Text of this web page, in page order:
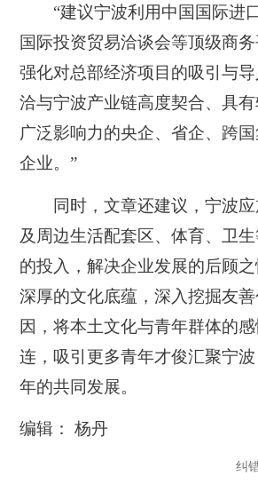
“建议宁波利用中国国际进
国际投资贸易洽谈会等顶级商务
强化对总部经济项目的吸引与
洽与宁波产业链高度契合、具
广泛影响力的央企、省企、跨
企业。”
同时，文章还建议，宁波应
及周边生活配套区、体育、卫
的投入，解决企业发展的后顾
深厚的文化底蕴，深入挖掘友
因，将本土文化与青年群体的
连，吸引更多青年才俊汇聚宁
年的共同发展。
编辑： 杨丹
纠